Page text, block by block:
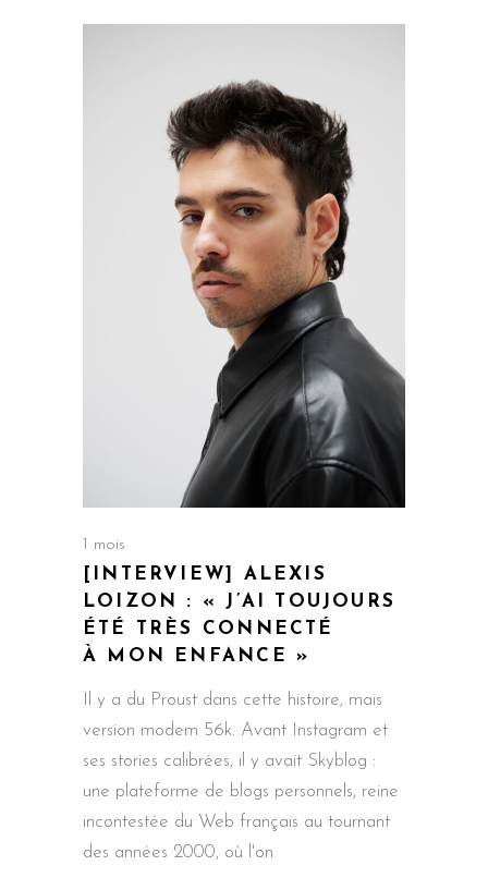
1 mois
[INTERVIEW] ALEXIS
LOIZON : « J’AI TOUJOURS
ÉTÉ TRÈS CONNECTÉ
À MON ENFANCE »
Il y a du Proust dans cette histoire, mais
version modem 56k. Avant Instagram et
ses stories calibrées, il y avait Skyblog :
une plateforme de blogs personnels, reine
incontestée du Web français au tournant
des années 2000, où l'on